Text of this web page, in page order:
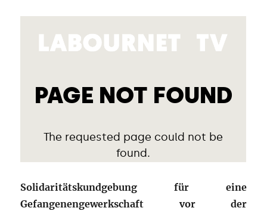
Solidaritätskundgebung für eine
Gefangenengewerkschaft vor der